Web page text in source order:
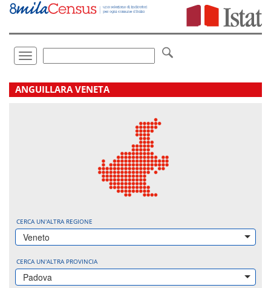
Vai
direttamente
Toggle
navigation
.
ANGUILLARA VENETA
CERCA UN'ALTRA REGIONE
Veneto
CERCA UN'ALTRA PROVINCIA
Padova